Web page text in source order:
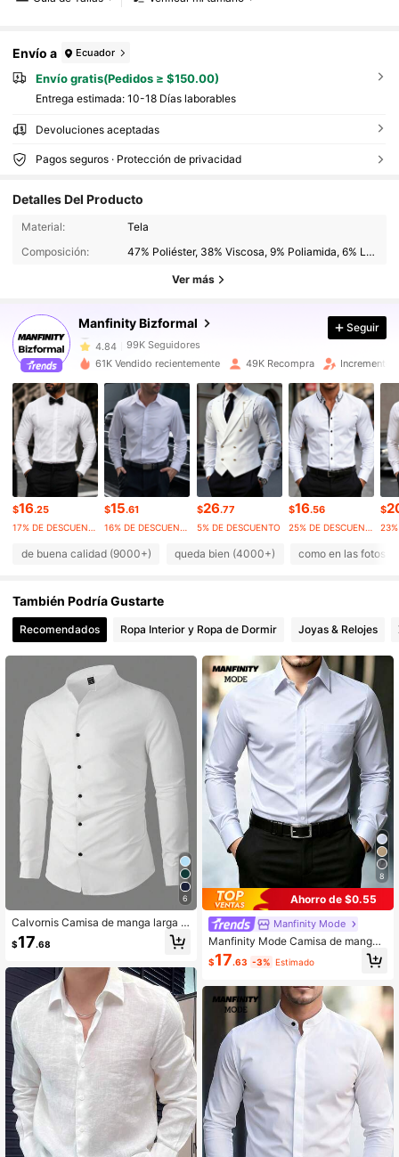
Envío a Ecuador
Envío gratis(Pedidos ≥ $150.00)
Entrega estimada: 10-18 Días laborables
Devoluciones aceptadas
Pagos seguros · Protección de privacidad
Detalles Del Producto
Material:
Tela
Composición:
47% Poliéster, 38% Viscosa, 9% Poliamida, 6% Lino
Ver más
Manfinity Bizformal
4.84 99K Seguidores
99K Seguidores
99K Seguidores
99K Seguidores
4.84
4.84 99K Seguidores
4.84 99K Seguidores
4.84 99K Seguidores
4.84 99K Seguidores
4.84 99K Seguidores
4.84 99K Seguidores
Seguir
61K Vendido recientemente 49K Recompra Incremento
$16.25
17% DE DESCUENTO
$15.61
16% DE DESCUENTO
$26.77
5% DE DESCUENTO
$16.56
25% DE DESCUENTO
$
de buena calidad (9000+) queda bien (4000+) como en las fotos
También Podría Gustarte
Recomendados Ropa Interior y Ropa de Dormir Joyas & Relojes
6
Calvornis Camisa de manga larga d
e unicolor para hombre, camisa cas
ual blanca lisa con botones, para ot
$17.68
8
Ahorro de $0.55
Manfinity Mode
Manfinity Mode Camisa de manga l
arga de unicolor versátil y casual p
ara hombres, para ir al trabajo, form
$17.63 -3% Estimado